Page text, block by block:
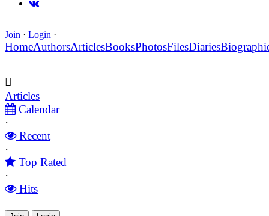
Join · Login ·
HomeAuthorsArticlesBooksPhotosFilesDiaries
Articles
Calendar
·
Recent
·
Top Rated
·
Hits